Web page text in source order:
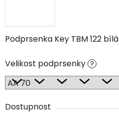
Podprsenka Key TBM 122 bílá
Velikost podprsenky ?
Dostupnost